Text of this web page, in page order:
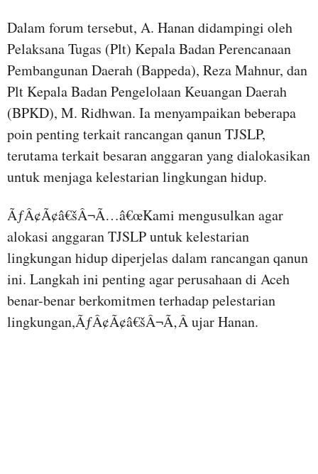
Dalam forum tersebut, A. Hanan didampingi oleh
Pelaksana Tugas (Plt) Kepala Badan Perencanaan
Pembangunan Daerah (Bappeda), Reza Mahnur, dan
Plt Kepala Badan Pengelolaan Keuangan Daerah
(BPKD), M. Ridhwan. Ia menyampaikan beberapa
poin penting terkait rancangan qanun TJSLP,
terutama terkait besaran anggaran yang dialokasikan
untuk menjaga kelestarian lingkungan hidup.
ÃƒÂ¢Ã¢â€šÂ¬Ã…â€œKami mengusulkan agar
alokasi anggaran TJSLP untuk kelestarian
lingkungan hidup diperjelas dalam rancangan qanun
ini. Langkah ini penting agar perusahaan di Aceh
benar-benar berkomitmen terhadap pelestarian
lingkungan,ÃƒÂ¢Ã¢â€šÂ¬Ã‚Â ujar Hanan.